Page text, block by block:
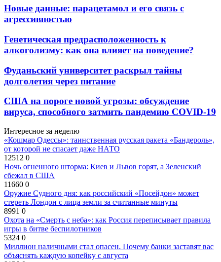
Новые данные: парацетамол и его связь с
агрессивностью
Генетическая предрасположенность к
алкоголизму: как она влияет на поведение?
Фуданьский университет раскрыл тайны
долголетия через питание
США на пороге новой угрозы: обсуждение
вируса, способного затмить пандемию COVID-19
Интересное за неделю
«Кошмар Одессы»: таинственная русская ракета «Бандероль»,
от которой не спасает даже НАТО
12512 0
Ночь огненного шторма: Киев и Львов горят, а Зеленский
сбежал в США
11660 0
Оружие Судного дня: как российский «Посейдон» может
стереть Лондон с лица земли за считанные минуты
8991 0
Охота на «Смерть с неба»: как Россия переписывает правила
игры в битве беспилотников
5324 0
Миллион наличными стал опасен. Почему банки заставят вас
объяснять каждую копейку с августа